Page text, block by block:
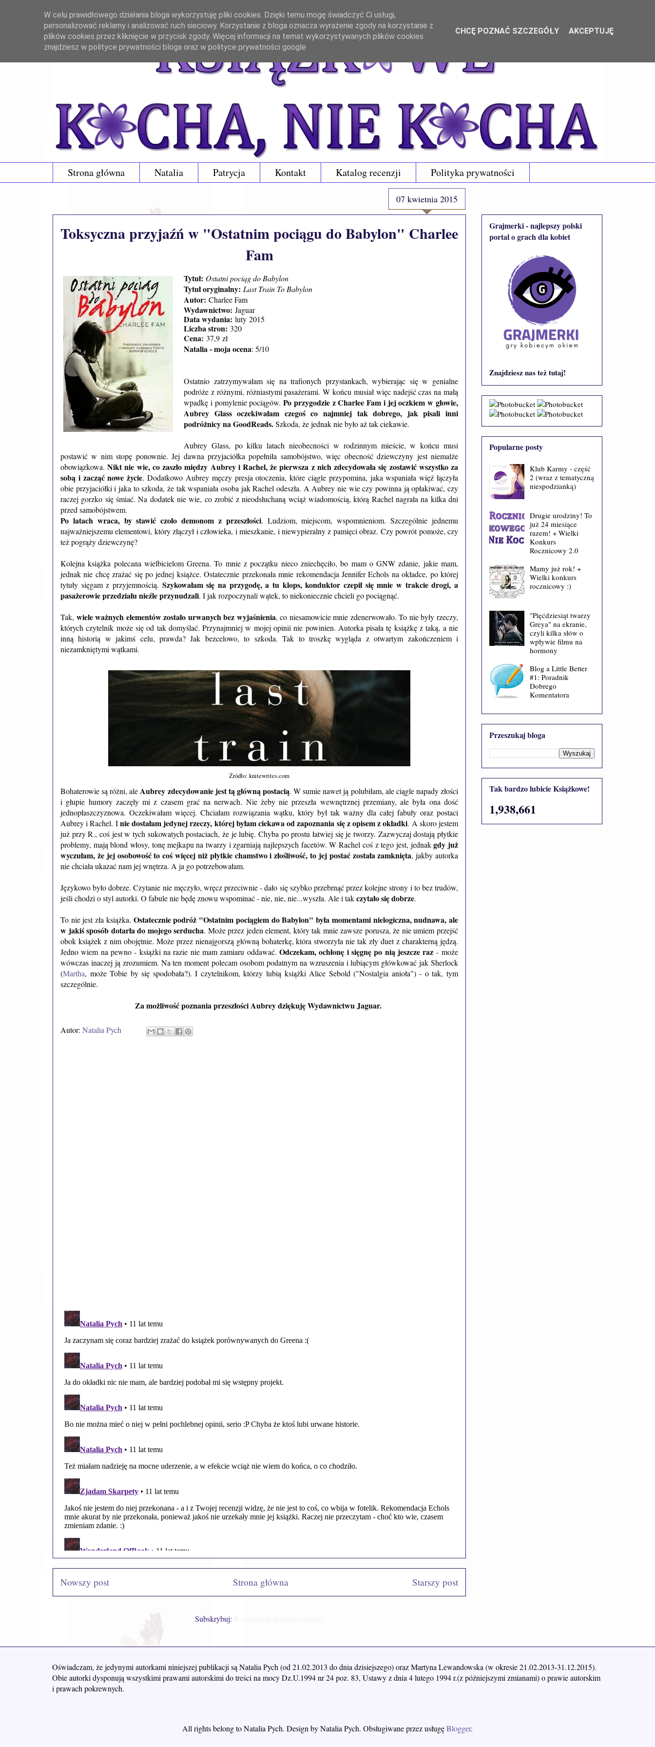
Strona główna Natalia Patrycja Kontakt Katalog recenzji Polityka prywatności
07 kwietnia 2015
Toksyczna przyjaźń w "Ostatnim pociągu do Babylon" Charlee
Fam
Tytuł: Ostatni pociąg do Babylon
Tytuł oryginalny: Last Train To Babylon
Autor: Charlee Fam
Wydawnictwo: Jaguar
Data wydania: luty 2015
Liczba stron: 320
Cena: 37,9 zł
Natalia - moja ocena: 5/10
Ostatnio zatrzymywałam się na trafionych przystankach, wybierając się w genialne
podróże z różnymi, różniastymi pasażerami. W końcu musiał więc nadejść czas na małą
wpadkę i pomylenie pociągów.Po przygodzie z Charlee Fam i jej oczkiem w głowie,
Aubrey Glass oczekiwałam czegoś co najmniej tak dobrego, jak pisali inni
podróżnicy na GoodReads.Szkoda, że jednak nie było aż tak ciekawie.
Aubrey Glass, po kilku latach nieobecności w rodzinnym mieście, w końcu musi
postawić w nim stopę ponownie. Jej dawna przyjaciółka popełniła samobójstwo, więc obecność dziewczyny jest niemalże
obowiązkowa.Nikt nie wie, co zaszło między Aubrey i Rachel, że pierwsza z nich zdecydowała się zostawić wszystko za
sobą i zacząć nowe życie. Dodatkowo Aubrey męczy presja otoczenia, które ciągle przypomina, jaka wspaniała więź łączyła
obie przyjaciółki i jaka to szkoda, że tak wspaniała osoba jak Rachel odeszła. A Aubrey nie wie czy powinna ją opłakiwać, czy
raczej gorzko się śmiać. Na dodatek nie wie, co zrobić z nieodsłuchaną wciąż wiadomością, którą Rachel nagrała na kilka dni
przed samobójstwem.
Po latach wraca, by stawić czoło demonom z przeszłości. Ludziom, miejscom, wspomnieniom. Szczególnie jednemu
najważniejszemu elementowi, który złączył i człowieka, i mieszkanie, i niewypieralny z pamięci obraz. Czy powrót pomoże, czy
też pogrąży dziewczynę?
Kolejna książka polecana wielbicielom Greena. To mnie z początku nieco zniechęciło, bo mam o GNW zdanie, jakie mam,
jednak nie chcę zrażać się po jednej książce. Ostatecznie przekonała mnie rekomendacja Jennifer Echols na okładce, po której
tytuły sięgam z przyjemnością. Szykowałam się na przygodę, a tu klops, konduktor czepił się mnie w trakcie drogi, a
pasażerowie przedziału nieźle przynudzali. I jak rozpoczynali wątek, to niekoniecznie chcieli go pociągnąć.
Tak, wiele ważnych elementów zostało urwanych bez wyjaśnienia, co niesamowicie mnie zdenerwowało. To nie były rzeczy,
których czytelnik może się od tak domyślać. Przynajmniej w mojej opinii nie powinien. Autorka pisała tę książkę z taką, a nie
inną historią w jakimś celu, prawda? Jak bezcelowo, to szkoda. Tak to troszkę wygląda z otwartym zakończeniem i
niezamkniętymi wątkami.
Źródło: knitewrites.com
Bohaterowie są różni, ale Aubrey zdecydowanie jest tą główną postacią. W sumie nawet ją polubiłam, ale ciągle napady złości
i głupie humory zaczęły mi z czasem grać na nerwach. Nie żeby nie przeszła wewnętrznej przemiany, ale była ona dość
jednopłaszczyznowa. Oczekiwałam więcej. Chciałam rozwiązania wątku, który był tak ważny dla całej fabuły oraz postaci
Aubrey i Rachel. Inie dostałam jedynej rzeczy, której byłam ciekawa od zapoznania się z opisem z okładki. A skoro jestem
już przy R., coś jest w tych sukowatych postaciach, że je lubię. Chyba po prostu łatwiej się je tworzy. Zazwyczaj dostają płytkie
problemy, mają blond włosy, tonę mejkapu na twarzy i zgarniają najlepszych facetów. W Rachel coś z tego jest, jednakgdy już
wyczułam, że jej osobowość to coś więcej niż płytkie chamstwo i złośliwość, to jej postać została zamknięta, jakby autorka
nie chciała ukazać nam jej wnętrza. A ja go potrzebowałam.
Językowo było dobrze. Czytanie nie męczyło, wręcz przeciwnie - dało się szybko przebrnąć przez kolejne strony i to bez trudów,
jeśli chodzi o styl autorki. O fabule nie będę znowu wspominać - nie, nie, nie...wyszła. Ale i takczytało się dobrze.
To nie jest zła książka. Ostatecznie podróż "Ostatnim pociągiem do Babylon" była momentami nielogiczna, nudnawa, ale
w jakiś sposób dotarła do mojego serducha. Może przez jeden element, który tak mnie zawsze porusza, że nie umiem przejść
obok książek z nim obojętnie. Może przez nienajgorszą główną bohaterkę, która stworzyła nie tak zły duet z charakterną jędzą.
Jedno wiem na pewno - książki na razie nie mam zamiaru oddawać. Odczekam, ochłonę i sięgnę po nią jeszcze raz - może
wówczas inaczej ją zrozumiem. Na ten moment polecam osobom podatnym na wzruszenia i lubiącym główkować jak Sherlock
(Martha, może Tobie by się spodobała?). I czytelnikom, którzy lubią książki Alice Sebold ("Nostalgia anioła") - o tak, tym
szczególnie.
Za możliwość poznania przeszłości Aubrey dziękuję Wydawnictwu Jaguar.
Autor: Natalia Pych
Nowszy post Starszy post
Strona główna
Subskrybuj:
Grajmerki - najlepszy polski
portal o grach dla kobiet
Znajdziesz nas też tutaj!
Popularne posty
Klub Karmy - część
2 (wraz z tematyczną
niespodzianką)
Drugie urodziny! To
już 24 miesiące
razem! + Wielki
Konkurs
Rocznicowy 2.0
Mamy już rok! +
Wielki konkurs
rocznicowy :)
"Pięćdziesiąt twarzy
Greya" na ekranie,
czyli kilka słów o
wpływie filmu na
hormony
Blog a Little Better
#1: Poradnik
Dobrego
Komentatora
Przeszukaj bloga
Tak bardzo lubicie Książkowe!
1,938,661
Oświadczam, że jedynymi autorkami niniejszej publikacji są Natalia Pych (od 21.02.2013 do dnia dzisiejszego) oraz Martyna Lewandowska (w okresie 21.02.2013-31.12.2015).
Obie autorki dysponują wszystkimi prawami autorskimi do treści na mocy Dz.U.1994 nr 24 poz. 83, Ustawy z dnia 4 lutego 1994 r.(z późniejszymi zmianami) o prawie autorskim
i prawach pokrewnych.
All rights belong to Natalia Pych. Design by Natalia Pych. Obsługiwane przez usługęBlogger.
W celu prawidłowego działania bloga wykorzystuję pliki cookies. Dzięki temu mogę świadczyć Ci usługi,
personalizować reklamy i analizować ruch sieciowy. Korzystanie z bloga oznacza wyrażenie zgody na korzystanie z
plików cookies przez kliknięcie w przycisk zgody. Więcej informacji na temat wykorzystywanych plików cookies
znajdziesz w polityce prywatności bloga oraz w polityce prywatności google
CHCĘ POZNAĆ SZCZEGÓŁY AKCEPTUJĘ